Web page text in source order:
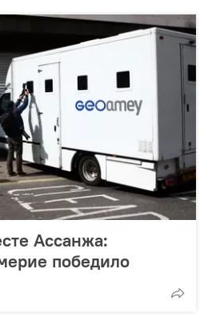
Ассанжа:
победило